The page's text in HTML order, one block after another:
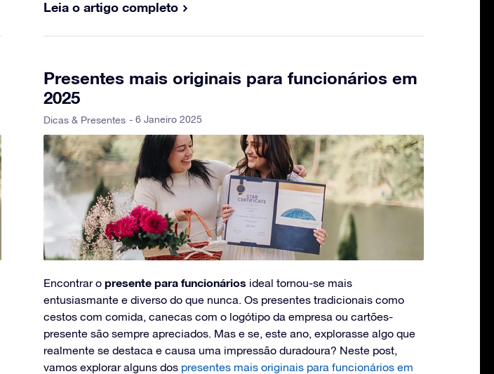
Leia o artigo completo
Presentes mais originais para funcionários em
2025
Dicas & Presentes - 6 Janeiro 2025
Encontrar o presente para funcionários ideal tornou-se mais
entusiasmante e diverso do que nunca. Os presentes tradicionais como
cestos com comida, canecas com o logótipo da empresa ou cartões-
presente são sempre apreciados. Mas e se, este ano, explorasse algo que
realmente se destaca e causa uma impressão duradoura? Neste post,
vamos explorar alguns dos presentes mais originais para funcionários em